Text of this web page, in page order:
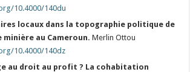
10.4000/140du
locaux dans la topographie politique de
minière au Cameroun.Merlin Ottou
10.4000/140dz
au droit au profit ? La cohabitation